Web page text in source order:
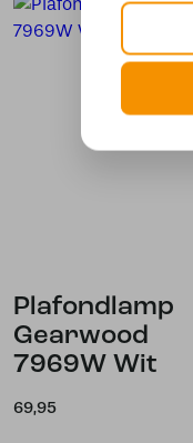
Plafondlamp
Gearwood
7969W Wit
69,95